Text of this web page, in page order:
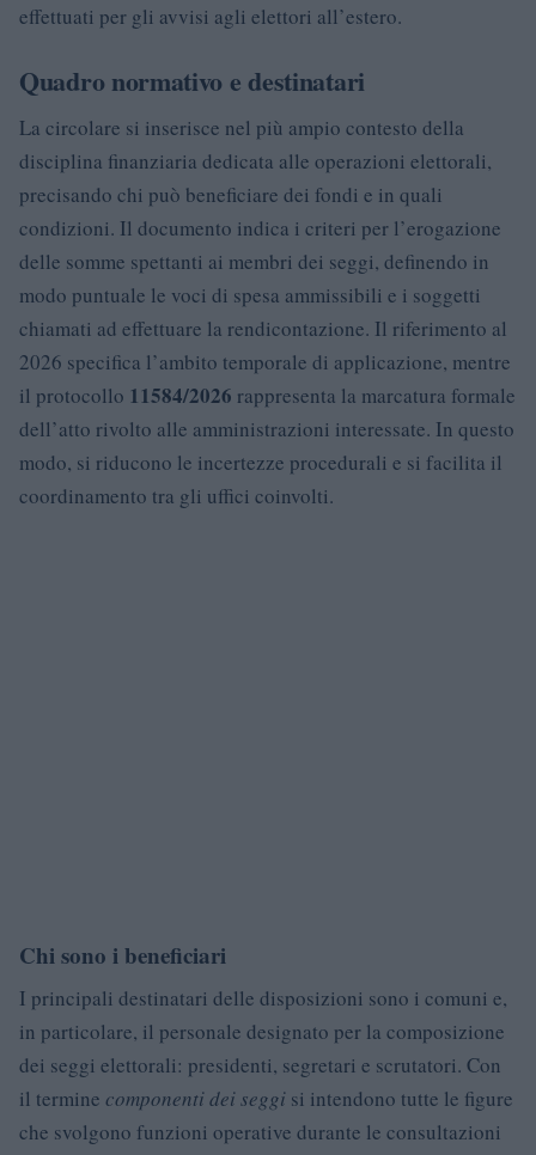
effettuati per gli avvisi agli elettori all’estero.
Quadro normativo e destinatari
La circolare si inserisce nel più ampio contesto della
disciplina finanziaria dedicata alle operazioni elettorali,
precisando chi può beneficiare dei fondi e in quali
condizioni. Il documento indica i criteri per l’erogazione
delle somme spettanti ai membri dei seggi, definendo in
modo puntuale le voci di spesa ammissibili e i soggetti
chiamati ad effettuare la rendicontazione. Il riferimento al
2026 specifica l’ambito temporale di applicazione, mentre
il protocollo 11584/2026 rappresenta la marcatura formale
dell’atto rivolto alle amministrazioni interessate. In questo
modo, si riducono le incertezze procedurali e si facilita il
coordinamento tra gli uffici coinvolti.
Chi sono i beneficiari
I principali destinatari delle disposizioni sono i comuni e,
in particolare, il personale designato per la composizione
dei seggi elettorali: presidenti, segretari e scrutatori. Con
il termine componenti dei seggi si intendono tutte le figure
che svolgono funzioni operative durante le consultazioni